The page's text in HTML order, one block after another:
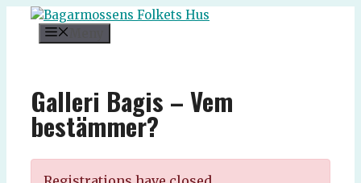
Hoppa
innehåll
Galleri Bagis – Vem
bestämmer?